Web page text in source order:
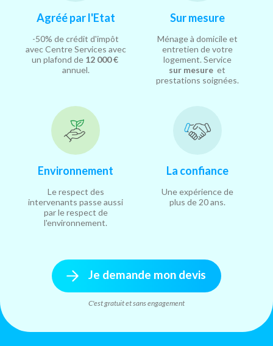
Agréé par l'Etat
-50% de crédit d'impôt
avec Centre Services avec
un plafond de 12 000 €
annuel.
Sur mesure
Ménage à domicile et
entretien de votre
logement. Service
sur mesure et
prestations soignées.
Environnement
Le respect des
intervenants passe aussi
par le respect de
l'environnement.
La confiance
Une expérience de
plus de 20 ans.
Je demande mon devis
C'est gratuit et sans engagement